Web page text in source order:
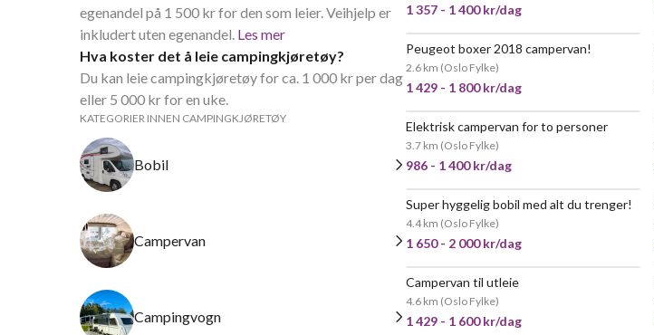
egenandel på 1 500 kr for den som leier. Veihjelp er
inkludert uten egenandel. Les mer
Hva koster det å leie campingkjøretøy?
Du kan leie campingkjøretøy for ca. 1 000 kr per dag
eller 5 000 kr for en uke.
KATEGORIER INNEN CAMPINGKJØRETØY
Bobil
Campervan
Campingvogn
1 357 - 1 400 kr/dag
POPULÆR
Peugeot boxer 2018 campervan!
2.6 km (Oslo Fylke)
1 429 - 1 800 kr/dag
Elektrisk campervan for to personer
3.7 km (Oslo Fylke)
986 - 1 400 kr/dag
VELDIG POPULÆR
Super hyggelig bobil med alt du trenger!
4.4 km (Oslo Fylke)
1 650 - 2 000 kr/dag
Campervan til utleie
4.6 km (Oslo Fylke)
1 429 - 1 600 kr/dag